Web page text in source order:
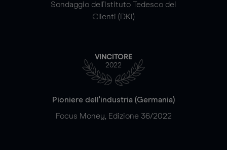
Sondaggio dell'Istituto Tedesco dei
Clienti (DKI)
VINCITORE
2022
Pioniere dell'industria (Germania)
Focus Money, Edizione 36/2022